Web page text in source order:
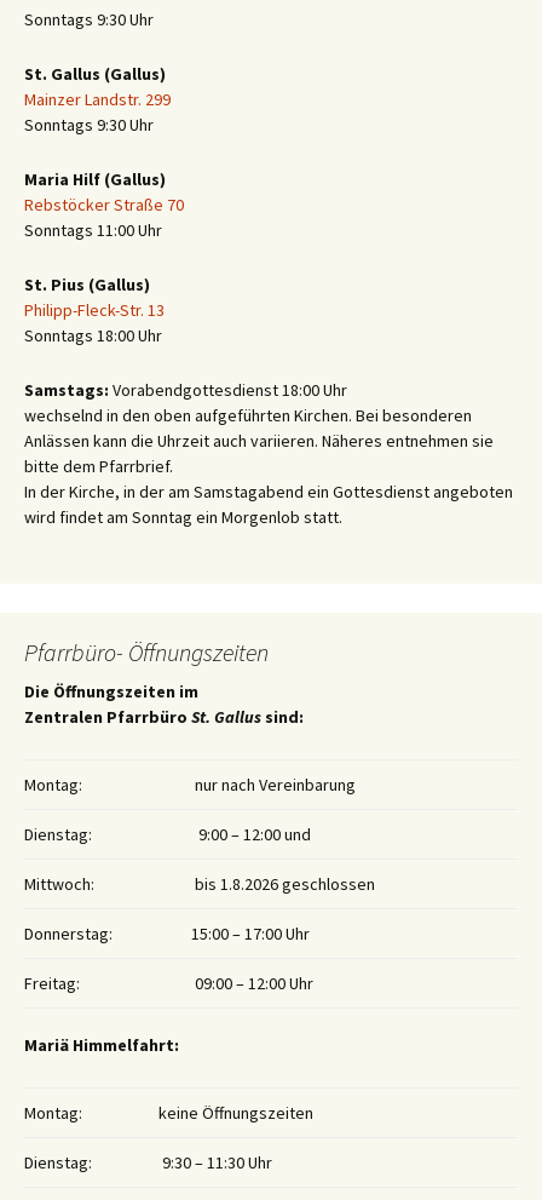
Sonntags 9:30 Uhr
St. Gallus (Gallus)
Mainzer Landstr. 299
Sonntags 9:30 Uhr
Maria Hilf (Gallus)
Rebstöcker Straße 70
Sonntags 11:00 Uhr
St. Pius (Gallus)
Philipp-Fleck-Str. 13
Sonntags 18:00 Uhr
Samstags: Vorabendgottesdienst 18:00 Uhr
wechselnd in den oben aufgeführten Kirchen. Bei besonderen
Anlässen kann die Uhrzeit auch variieren. Näheres entnehmen sie
bitte dem Pfarrbrief.
In der Kirche, in der am Samstagabend ein Gottesdienst angeboten
wird findet am Sonntag ein Morgenlob statt.
Pfarrbüro- Öffnungszeiten
Die Öffnungszeiten im
Zentralen Pfarrbüro St. Gallus sind:
Montag: nur nach Vereinbarung
Dienstag: 9:00 – 12:00 und
Mittwoch: bis 1.8.2026 geschlossen
Donnerstag: 15:00 – 17:00 Uhr
Freitag: 09:00 – 12:00 Uhr
Mariä Himmelfahrt:
Montag: keine Öffnungszeiten
Dienstag: 9:30 – 11:30 Uhr